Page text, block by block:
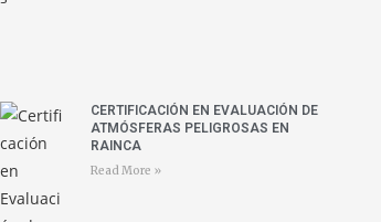
CERTIFICACIÓN EN EVALUACIÓN DE
ATMÓSFERAS PELIGROSAS EN
RAINCA
Read More »